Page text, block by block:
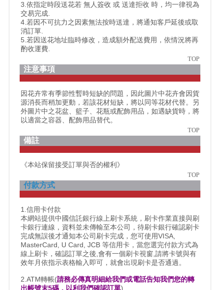
3.依指定時段送花若 無人簽收 或 送達拒收 時，均一律視為
交易完成.
4.若因不可抗力之因素無法按時送達，將通知客戶延後或取
消訂單.
5.若因送花地址臨時修改，造成額外配送費用，依情況將再
酌收運費.
TOP
注意事項
因花卉常有季節性暫時短缺的問題，因此圖片中花卉會因貨
源消長而稍加更動，若該花材短缺，將以同等花材代替。另
外圖片中之花盆、籃子、花瓶或配飾用品，如遇缺貨時，將
以適當之容器、配飾用品替代。
TOP
備註
《本站保留接受訂單與否的權利》
TOP
付款方式
1.信用卡付款
本網站提供中國信託銀行線上刷卡系統，刷卡作業直接與刷
卡銀行連線，資料並未傳輸至本公司，待刷卡銀行確認刷卡
完成無誤後才通知本公司刷卡完成，您可使用VISA,
MasterCard, U Card, JCB 等信用卡，當您選完付款方式為
線上刷卡，確認訂單之後,會有一個刷卡視窗,請將卡號與有
效年月依指示表格輸入即可，就會出現刷卡是否通過。
2.ATM轉帳(請務必傳真明細給我們或電話告知我們您的轉
出帳號末5碼，以利我們確認訂單)